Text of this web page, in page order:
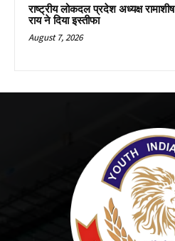
राष्ट्रीय लोकदल प्रदेश अध्यक्ष रामाशीष
राय ने दिया इस्तीफा
August 7, 2026